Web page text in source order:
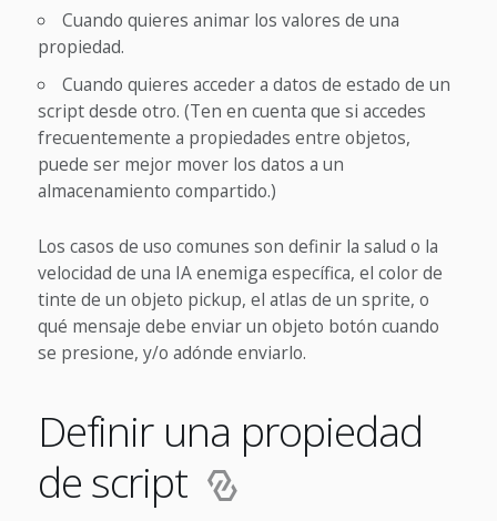
Cuando quieres animar los valores de una
propiedad.
Cuando quieres acceder a datos de estado de un
script desde otro. (Ten en cuenta que si accedes
frecuentemente a propiedades entre objetos,
puede ser mejor mover los datos a un
almacenamiento compartido.)
Los casos de uso comunes son definir la salud o la
velocidad de una IA enemiga específica, el color de
tinte de un objeto pickup, el atlas de un sprite, o
qué mensaje debe enviar un objeto botón cuando
se presione, y/o adónde enviarlo.
Definir una propiedad
de script